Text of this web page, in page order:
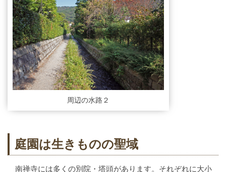
周辺の水路２
庭園は生きものの聖域
南禅寺には多くの別院・塔頭があります。それぞれに大小